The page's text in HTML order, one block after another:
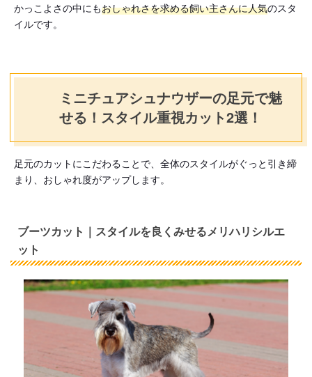
かっこよさの中にもおしゃれさを求める飼い主さんに人気のスタ
イルです。
ミニチュアシュナウザーの足元で魅
せる！スタイル重視カット2選！
足元のカットにこだわることで、全体のスタイルがぐっと引き締
まり、おしゃれ度がアップします。
ブーツカット｜スタイルを良くみせるメリハリシルエ
ット